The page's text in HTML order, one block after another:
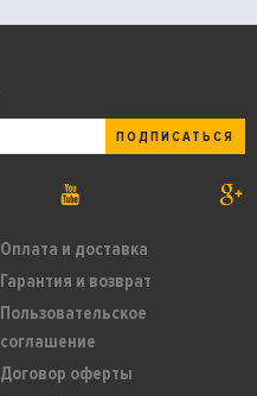
Оплата и доставка
Гарантия и возврат
Пользовательское
соглашение
Договор оферты
ПОДПИСАТЬСЯ